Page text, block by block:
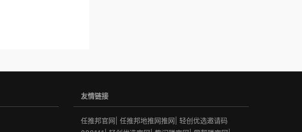
友情链接
任推邦官网 任推邦地推网推网 轻创优选邀请码